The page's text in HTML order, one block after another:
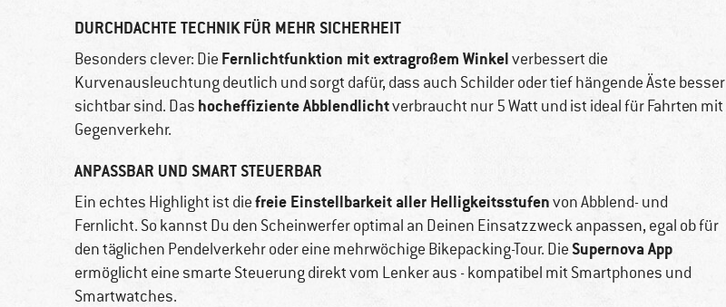
DURCHDACHTE TECHNIK FÜR MEHR SICHERHEIT
Besonders clever: Die Fernlichtfunktion mit extragroßem Winkelverbessert die
Kurvenausleuchtung deutlich und sorgt dafür, dass auch Schilder oder tief hängende Äste besser
sichtbar sind. Das hocheffiziente Abblendlichtverbraucht nur 5 Watt und ist ideal für Fahrten mit
Gegenverkehr.
ANPASSBAR UND SMART STEUERBAR
Ein echtes Highlight ist diefreie Einstellbarkeit aller Helligkeitsstufenvon Abblend- und
Fernlicht. So kannst Du den Scheinwerfer optimal an Deinen Einsatzzweck anpassen, egal ob für
den täglichen Pendelverkehr oder eine mehrwöchige Bikepacking-Tour. DieSupernova App
ermöglicht eine smarte Steuerung direkt vom Lenker aus - kompatibel mit Smartphones und
Smartwatches.